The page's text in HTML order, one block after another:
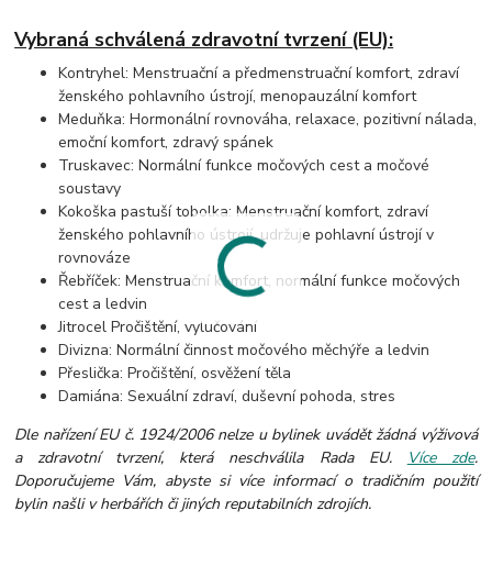
Vybraná schválená zdravotní tvrzení (EU):
Kontryhel: Menstruační a předmenstruační komfort, zdraví
ženského pohlavního ústrojí, menopauzální komfort
Meduňka: Hormonální rovnováha, relaxace, pozitivní nálada,
emoční komfort, zdravý spánek
Truskavec: Normální funkce močových cest a močové
soustavy
Kokoška pastuší tobolka: Menstruační komfort, zdraví
ženského pohlavního ústrojí, udržuje pohlavní ústrojí v
rovnováze
Řebříček: Menstruační komfort, normální funkce močových
cest a ledvin
Jitrocel Pročištění, vylučování
Divizna: Normální činnost močového měchýře a ledvin
Přeslička: Pročištění, osvěžení těla
Damiána: Sexuální zdraví, duševní pohoda, stres
Dle nařízení EU č. 1924/2006 nelze u bylinek uvádět žádná výživová
a zdravotní tvrzení, která neschválila Rada EU.
Více zde.
Doporučujeme Vám, abyste si více informací o tradičním použití
bylin našli v herbářích či jiných reputabilních zdrojích.